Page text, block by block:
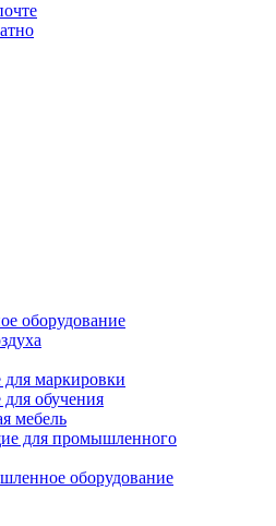
оборудование
маркировки
обучения
мебель
для промышленного
оборудование